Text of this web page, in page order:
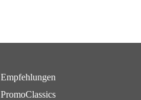
Empfehlungen
PromoClassics